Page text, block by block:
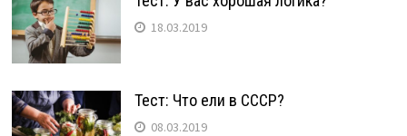
18.03.2019
Тест: Что ели в СССР?
08.03.2019